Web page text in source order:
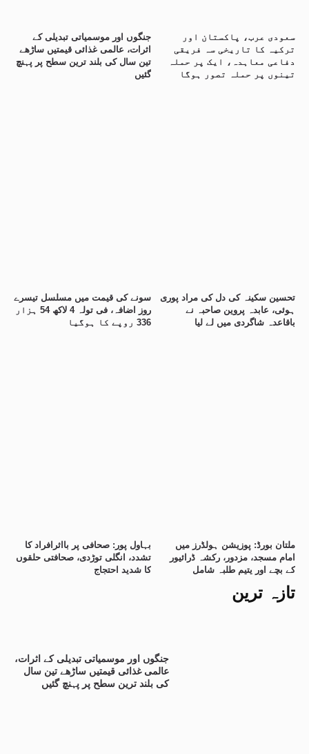
تازہ ترین
جنگوں اور موسمیاتی تبدیلی کے اثرات،
عالمی غذائی قیمتیں ساڑھے تین سال
کی بلند ترین سطح پر پہنچ گئیں
جنگوں اور موسمیاتی تبدیلی کے
اثرات، عالمی غذائی قیمتیں ساڑھے
تین سال کی بلند ترین سطح پر پہنچ
گئیں
سعودی عرب، پاکستان اور
ترکیہ کا تاریخی سہ فریقی
دفاعی معاہدہ، ایک پر حملہ
تینوں پر حملہ تصور ہوگا
سونے کی قیمت میں مسلسل تیسرے
روز اضافہ، فی تولہ 4 لاکھ 54 ہزار
336 روپے کا ہوگیا
تحسین سکینہ کی دل کی مراد پوری
ہوئی، عابدہ پروین صاحبہ نے
باقاعدہ شاگردی میں لے لیا
بہاول پور: صحافی پر بااثرافراد کا
تشدد، انگلی توڑدی، صحافتی حلقوں
کا شدید احتجاج
ملتان بورڈ: پوزیشن ہولڈرز میں
امام مسجد، مزدور، رکشہ ڈرائیور
کے بچے اور یتیم طلبہ شامل